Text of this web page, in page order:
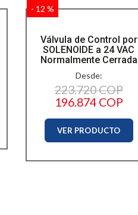
Válvula de Control por
SOLENOIDE a 24 VAC
Normalmente Cerrada
- 12 %
Desde:
223.720 COP
196.874 COP
VER PRODUCTO